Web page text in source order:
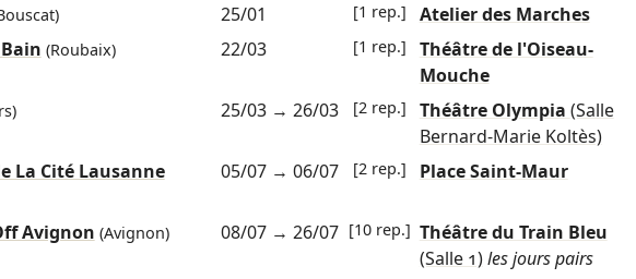
25/01 [1 rep.]
Atelier des Marches
(Roubaix) 22/03 [1 rep.]
Théâtre de l'Oiseau-
Mouche
25/03→ 26/03 [2 rep.] Théâtre Olympia (Salle
Bernard-Marie Koltès)
La Cité Lausanne 05/07→ 06/07 [2 rep.] Place Saint-Maur
Avignon (Avignon) 08/07→ 26/07 [10 rep.] Théâtre du Train Bleu
(Salle 1)les jours pairs